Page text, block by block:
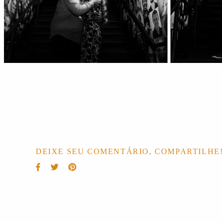
DEIXE SEU COMENTÁRIO,